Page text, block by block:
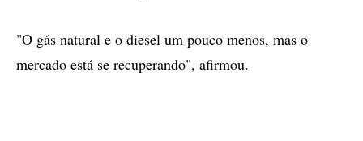
"O gás natural e o diesel um pouco menos, mas o
mercado está se recuperando", afirmou.